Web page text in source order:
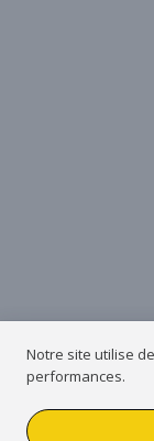
Notre site utilise
performances.